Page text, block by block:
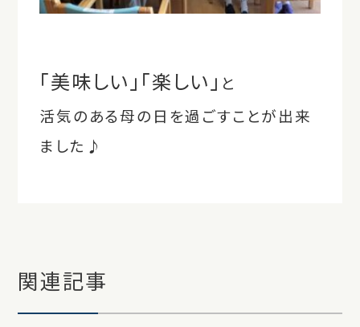
「美味しい」「楽しい」 と
活気のある母の日を過ごすことが出来
ました♪
関連記事